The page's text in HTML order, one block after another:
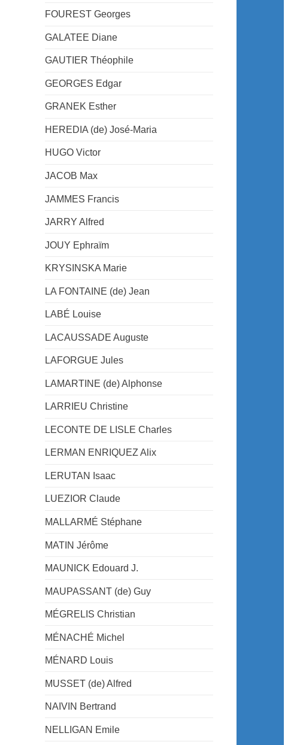
FOUREST Georges
GALATEE Diane
GAUTIER Théophile
GEORGES Edgar
GRANEK Esther
HEREDIA (de) José-Maria
HUGO Victor
JACOB Max
JAMMES Francis
JARRY Alfred
JOUY Ephraïm
KRYSINSKA Marie
LA FONTAINE (de) Jean
LABÉ Louise
LACAUSSADE Auguste
LAFORGUE Jules
LAMARTINE (de) Alphonse
LARRIEU Christine
LECONTE DE LISLE Charles
LERMAN ENRIQUEZ Alix
LERUTAN Isaac
LUEZIOR Claude
MALLARMÉ Stéphane
MATIN Jérôme
MAUNICK Edouard J.
MAUPASSANT (de) Guy
MÉGRELIS Christian
MÉNACHÉ Michel
MÉNARD Louis
MUSSET (de) Alfred
NAIVIN Bertrand
NELLIGAN Emile